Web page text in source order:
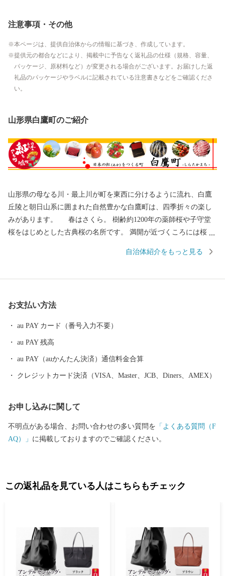
注意事項・その他
本ページは、提供自治体からの情報に基づき、作成しています。
提供元の都合などにより、掲載中に予告なく返礼品の仕様（規格、容量、
パッケージ、原材料など）が変更される場合がございます。お届けした返
礼品のパッケージやラベルに記載されている注意書きなどをご確認くださ
い。
山形県白鷹町のご紹介
山形県の母なる川・最上川が町を東西に分けるように流れ、白鷹
丘陵と朝日山系に囲まれた自然豊かな白鷹町は、四季折々の楽し
みがあります。 春はさくら。 樹齢約1200年の薬師桜や子守堂
桜をはじめとした古典桜の名所です。 満開が近づくころには桜ま
町は日本一の紅花の生産量を誇ります。 「日本の紅(あか)をつく
がかかります。 通常よりもひときわ大きく、身のしまりが格別な
白鷹の鮎。 塩焼きだけでなく、お刺身や唐揚げなど、獲れたてな
町では集落ごとに一軒以上「蕎麦屋」という屋号を持つ家があっ
たほど、蕎麦となじみが深い地域。 そして、現在も隠れた蕎麦の
名店がたくさんあり、県内外から生粋の蕎麦好きが訪れます。
自治体紹介をもっと見る
お支払い方法
au PAY カード（番号入力不要）
au PAY 残高
au PAY（auかんたん決済）通信料金合算
クレジットカード決済（VISA、Master、JCB、Diners、AMEX）
お申し込みに関して
不明点がある場合、お問い合わせの多い質問を 「よくある質問（F
AQ）」 に掲載しておりますのでご確認ください。
この返礼品を見ている人はこちらもチェック